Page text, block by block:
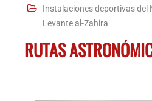
Instalaciones deportivas del
Levante al-Zahira
RUTAS